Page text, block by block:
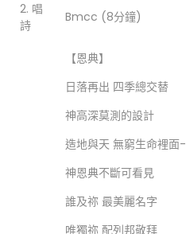
2. 唱
詩
Bmcc (8分鐘)
【恩典】
日落再出 四季總交替
神高深莫測的設計
造地與天 無窮生命裡面-
神恩典不斷可看見
誰及祢 最美麗名字
唯獨祢 配列邦敬拜